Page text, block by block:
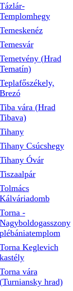
Tázlár-
Templomhegy
Temeskenéz
Temesvár
Temetvény (Hrad
Tematín)
Teplafőszékely,
Brezó
Tiba vára (Hrad
Tibava)
Tihany
Tihany Csúcshegy
Tihany Óvár
Tiszaalpár
Tolmács
Kálváriadomb
Torna -
Nagyboldogasszony
plébániatemplom
Torna Keglevich
kastély
Torna vára
(Turniansky hrad)